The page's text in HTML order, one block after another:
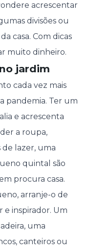
acrescentar
divisões ou
casa. Com dicas
muito dinheiro.
jardim
cada vez mais
pandemia. Ter um
e acrescenta
a roupa,
lazer, uma
quintal são
procura casa.
arranje-o de
inspirador. Um
uma
canteiros ou